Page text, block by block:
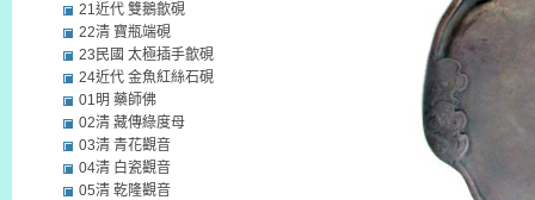
21近代 雙鵝歙硯
22清 寶瓶端硯
23民國 太極插手歙硯
24近代 金魚紅絲石硯
01明 藥師佛
02清 藏傳綠度母
03清 青花觀音
04清 白瓷觀音
05清 乾隆觀音